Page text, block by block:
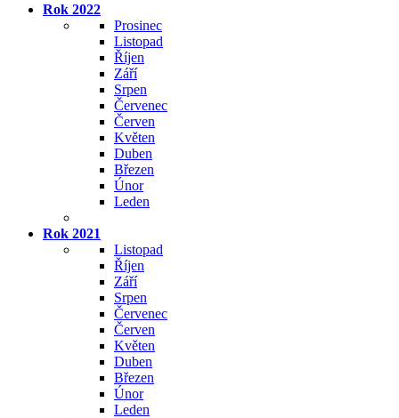
Rok 2022
Prosinec
Listopad
Říjen
Září
Srpen
Červenec
Červen
Květen
Duben
Březen
Únor
Leden
Rok 2021
Listopad
Říjen
Září
Srpen
Červenec
Červen
Květen
Duben
Březen
Únor
Leden